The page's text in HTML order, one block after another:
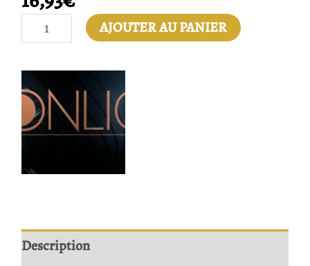
AJOUTER AU PANIER
Description